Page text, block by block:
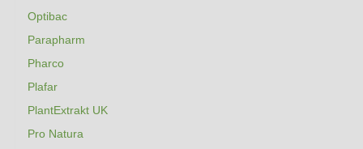
Optibac
Parapharm
Pharco
Plafar
PlantExtrakt UK
Pro Natura